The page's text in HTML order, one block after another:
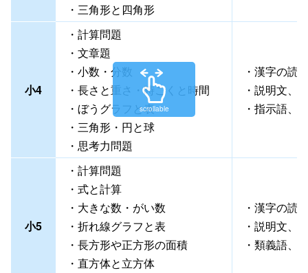
・三角形と四角形
小4
・計算問題
・文章題
・小数・分数
・長さと重さ・時こくと時間
・ぼうグラフと表
・三角形・円と球
・思考力問題
・漢字の読
・説明文、
・指示語、
小5
・計算問題
・式と計算
・大きな数・がい数
・折れ線グラフと表
・長方形や正方形の面積
・直方体と立方体
・漢字の読
・説明文、
・類義語、
scrollable